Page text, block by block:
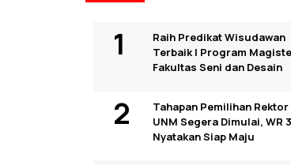
Raih Predikat Wisudawan
Terbaik I Program
Fakultas Seni dan Desain
Tahapan Pemilihan Rektor
UNM Segera Dimulai, WR 3
Nyatakan Siap Maju